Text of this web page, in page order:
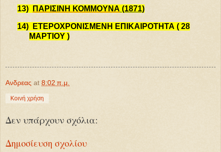
13) ΠΑΡΙΣΙΝΗ ΚΟΜΜΟΥΝΑ (1871)
14)
ΕΤΕΡΟΧΡΟΝΙΣΜΕΝΗ ΕΠΙΚΑΙΡΟΤΗΤΑ ( 28
ΜΑΡΤΙΟΥ )
Ανδρεας at 8:02 π.μ.
Κοινή χρήση
Δεν υπάρχουν σχόλια:
Δημοσίευση σχολίου